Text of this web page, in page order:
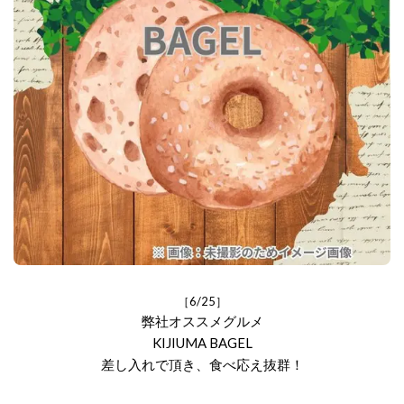
［6/25］
弊社オススメグルメ
KIJIUMA BAGEL
差し入れで頂き、食べ応え抜群！